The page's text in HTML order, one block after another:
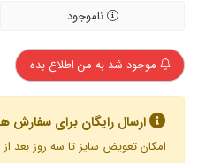
ناموجود
موجود شد به من اطلاع بده
ارسال رایگان برای سفارش های بالای
امکان تعویض سایز تا سه روز بعد